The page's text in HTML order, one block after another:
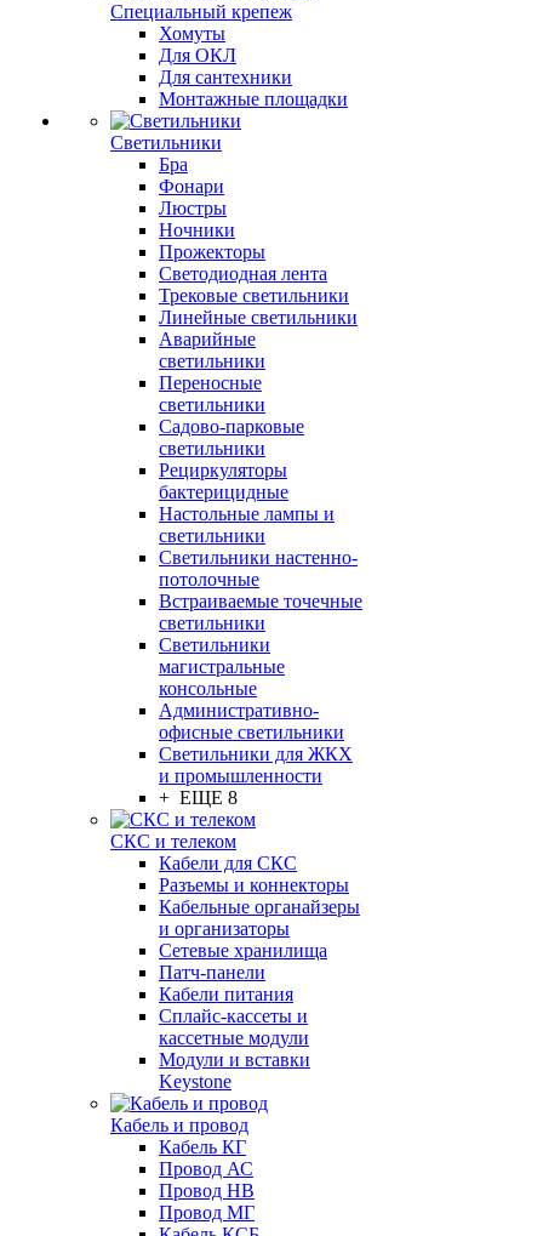
Специальный крепеж
Хомуты
Для ОКЛ
Для сантехники
Монтажные площадки
Светильники
Бра
Фонари
Люстры
Ночники
Прожекторы
Светодиодная лента
Трековые светильники
Линейные светильники
Аварийные
светильники
Переносные
светильники
Садово-парковые
светильники
Рециркуляторы
бактерицидные
Настольные лампы и
светильники
Светильники настенно-
потолочные
Встраиваемые точечные
светильники
Светильники
магистральные
консольные
Административно-
офисные светильники
Светильники для ЖКХ
и промышленности
+ ЕЩЕ 8
СКС и телеком
Кабели для СКС
Разъемы и коннекторы
Кабельные органайзеры
и организаторы
Сетевые хранилища
Патч-панели
Кабели питания
Сплайс-кассеты и
кассетные модули
Модули и вставки
Keystone
Кабель и провод
Кабель КГ
Провод АС
Провод НВ
Провод МГ